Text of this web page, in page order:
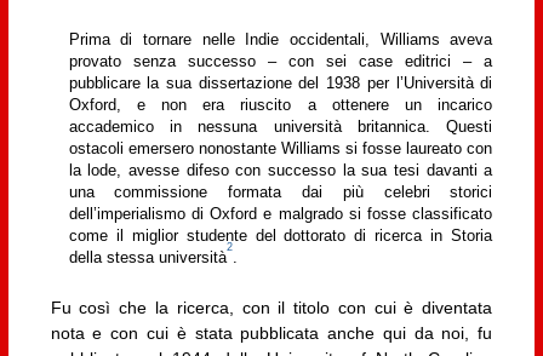
Prima di tornare nelle Indie occidentali, Williams aveva
provato senza successo – con sei case editrici – a
pubblicare la sua dissertazione del 1938 per l’Università di
Oxford, e non era riuscito a ottenere un incarico
accademico in nessuna università britannica. Questi
ostacoli emersero nonostante Williams si fosse laureato con
la lode, avesse difeso con successo la sua tesi davanti a
una commissione formata dai più celebri storici
dell’imperialismo di Oxford e malgrado si fosse classificato
come il miglior studente del dottorato di ricerca in Storia
della stessa università
2
Fu così che la ricerca, con il titolo con cui è diventata
nota e con cui è stata pubblicata anche qui da noi, fu